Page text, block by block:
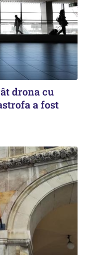
drona cu
a fost